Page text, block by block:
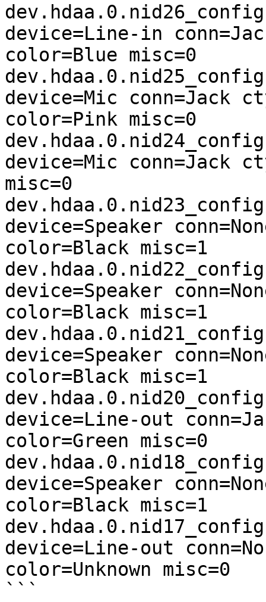
device=Line-in
color=Blue misc=0
device=Mic conn=Jack
color=Pink misc=0
device=Mic conn=Jack
misc=0
device=Speaker
color=Black misc=1
device=Speaker
color=Black misc=1
device=Speaker
color=Black misc=1
device=Line-out
color=Green misc=0
device=Speaker
color=Black misc=1
device=Line-out
color=Unknown misc=0
```